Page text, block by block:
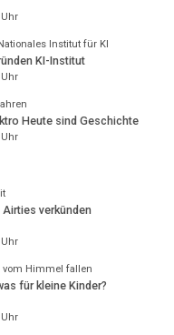
Uhr
Institut für KI
KI-Institut
Uhr
Heute sind Geschichte
verkünden
vom Himmel fallen
für kleine Kinder?